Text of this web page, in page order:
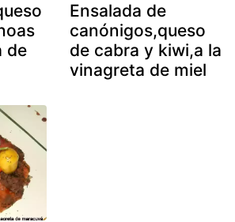
de
Ensalada de
canónigos,queso
de cabra y kiwi,a la
vinagreta de miel